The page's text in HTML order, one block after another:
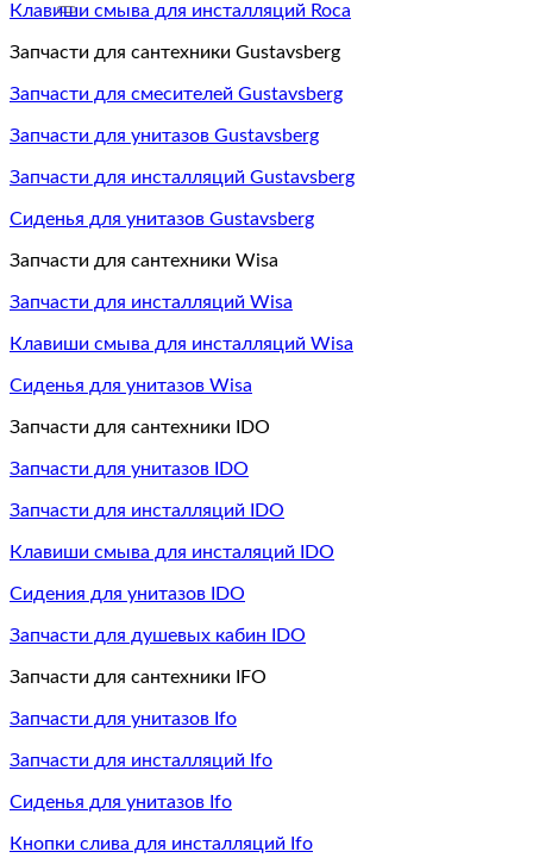
Клавиши смыва для инсталляций Roca
Запчасти для сантехники Gustavsberg
Запчасти для смесителей Gustavsberg
Запчасти для унитазов Gustavsberg
Запчасти для инсталляций Gustavsberg
Сиденья для унитазов Gustavsberg
Запчасти для сантехники Wisa
Запчасти для инсталляций Wisa
Клавиши смыва для инсталляций Wisa
Сиденья для унитазов Wisa
Запчасти для сантехники IDO
Запчасти для унитазов IDO
Запчасти для инсталляций IDO
Клавиши смыва для инсталяций IDO
Сидения для унитазов IDO
Запчасти для душевых кабин IDO
Запчасти для сантехники IFO
Запчасти для унитазов Ifo
Запчасти для инсталляций Ifo
Сиденья для унитазов Ifo
Кнопки слива для инсталляций Ifo